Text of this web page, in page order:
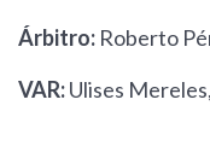
Árbitro: Roberto
VAR:Ulises